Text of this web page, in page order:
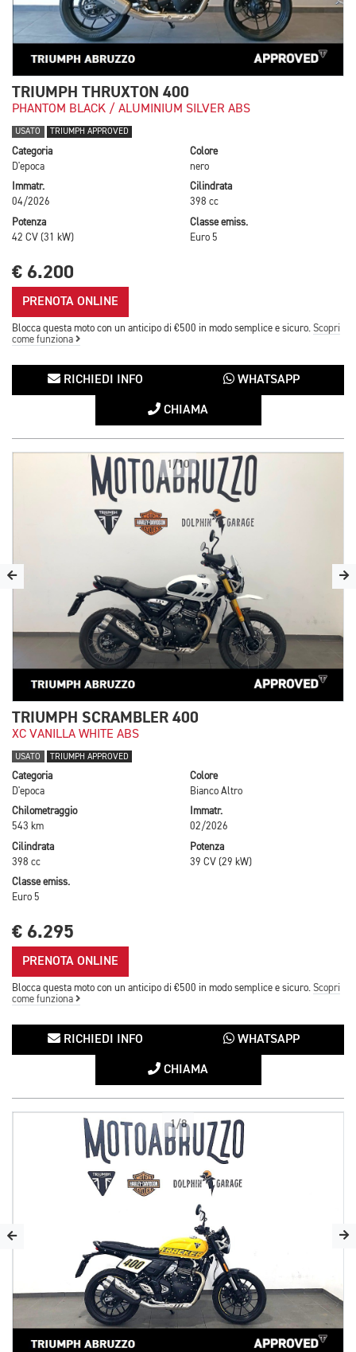
TRIUMPH THRUXTON 400
PHANTOM BLACK / ALUMINIUM SILVER ABS
USATO TRIUMPH APPROVED
Categoria
D'epoca
Colore
nero
Immatr.
04/2026
Cilindrata
398 cc
Potenza
42 CV (31 kW)
Classe emiss.
Euro 5
€ 6.200
PRENOTA ONLINE
Blocca questa moto con un anticipo di €500 in modo semplice e sicuro. Scopri
come funziona
RICHIEDI INFO WHATSAPP
CHIAMA
1/10
TRIUMPH SCRAMBLER 400
XC VANILLA WHITE ABS
USATO TRIUMPH APPROVED
Categoria
D'epoca
Colore
Bianco Altro
Chilometraggio
543 km
Immatr.
02/2026
Cilindrata
398 cc
Potenza
39 CV (29 kW)
Classe emiss.
Euro 5
€ 6.295
PRENOTA ONLINE
Blocca questa moto con un anticipo di €500 in modo semplice e sicuro. Scopri
come funziona
RICHIEDI INFO WHATSAPP
CHIAMA
1/8